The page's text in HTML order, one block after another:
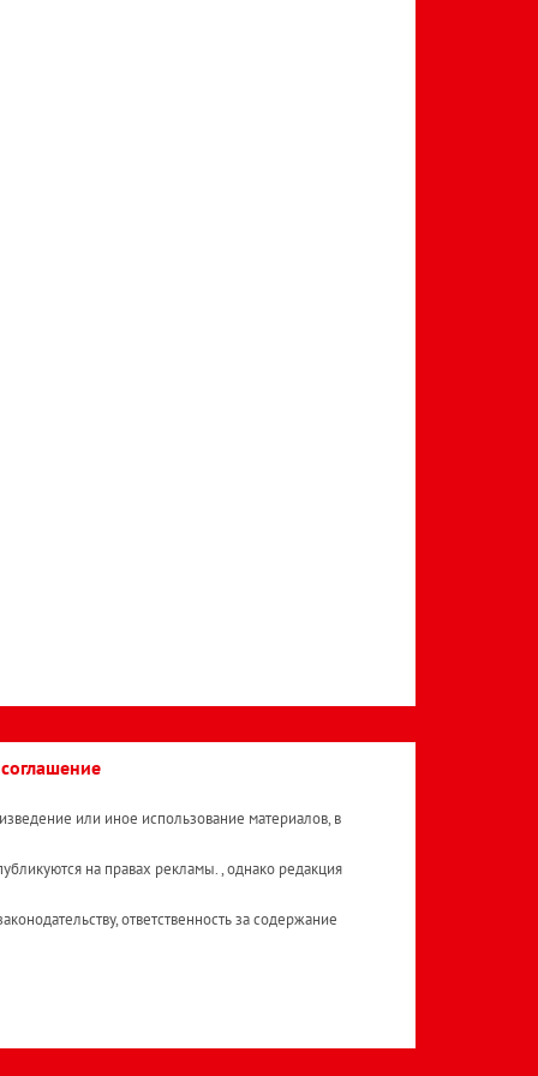
или иное использование материалов, в
на правах рекламы. , однако редакция
ответственность за содержание